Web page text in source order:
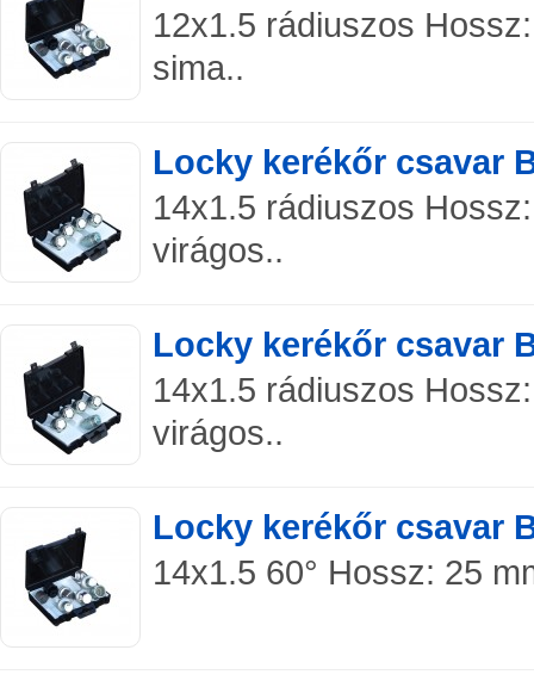
12x1.5 rádiuszos
sima..
Locky kerékőr csavar
14x1.5 rádiuszos
virágos..
Locky kerékőr csavar
14x1.5 rádiuszos
virágos..
Locky kerékőr csavar
14x1.5 60° Hossz: 25